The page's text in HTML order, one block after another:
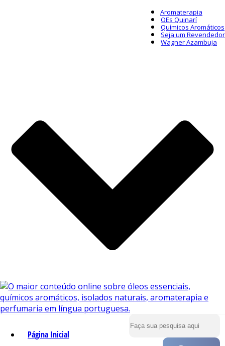
Aromaterapia
OEs Quinarí
Químicos Aromáticos
Seja um Revendedor
Wagner Azambuja
Página Inicial